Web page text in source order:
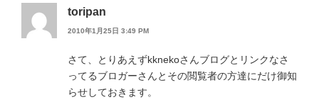
toripan
2010年1月25日 3:49 PM
さて、とりあえずkknekoさんブログとリンクなさ
ってるブロガーさんとその閲覧者の方達にだけ御知
らせしておきます。